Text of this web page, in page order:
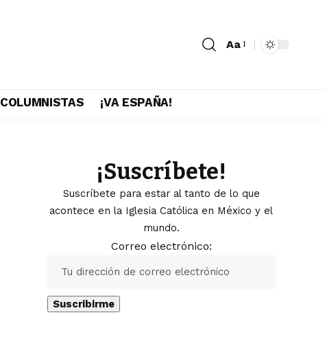
Aa
COLUMNISTAS ¡VA ESPAÑA!
¡Suscríbete!
Suscríbete para estar al tanto de lo que
acontece en la Iglesia Católica en México y el
mundo.
Correo electrónico: